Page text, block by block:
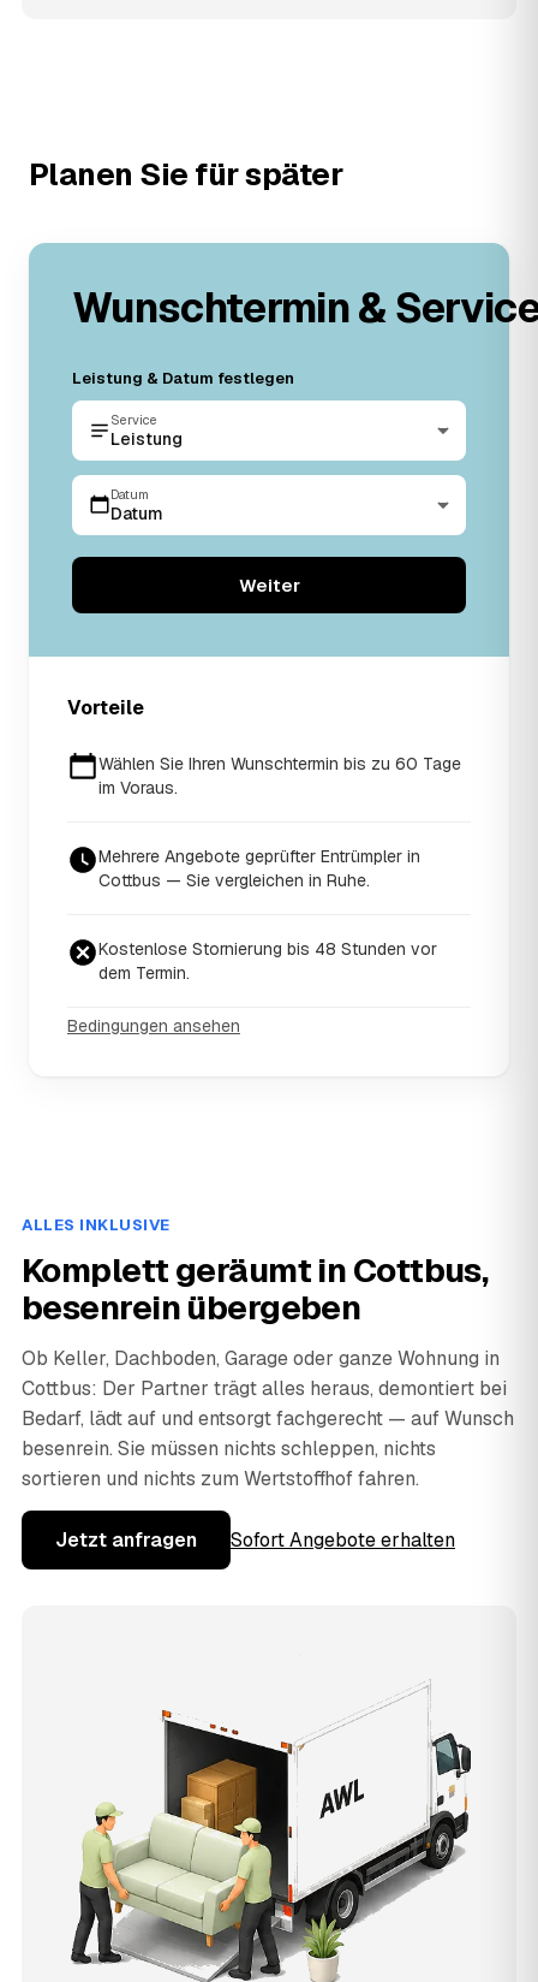
Planen Sie für später
Wunschtermin &
Leistung & Datum festlegen
Service
Leistung
Datum
Datum
Weiter
Vorteile
Wählen Sie Ihren Wunschtermin bis zu 60 Tage
im Voraus.
Mehrere Angebote geprüfter Entrümpler in
Cottbus — Sie vergleichen in Ruhe.
Kostenlose Stornierung bis 48 Stunden vor
dem Termin.
Bedingungen ansehen
ALLES INKLUSIVE
Komplett geräumt in Cottbus,
besenrein übergeben
Ob Keller, Dachboden, Garage oder ganze Wohnung in
Cottbus: Der Partner trägt alles heraus, demontiert bei
Bedarf, lädt auf und entsorgt fachgerecht — auf Wunsch
besenrein. Sie müssen nichts schleppen, nichts
sortieren und nichts zum Wertstoffhof fahren.
Jetzt anfragen Sofort Angebote erhalten